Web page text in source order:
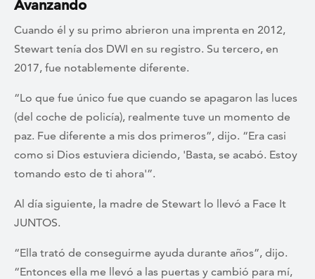
Avanzando
Cuando él y su primo abrieron una imprenta en 2012,
Stewart tenía dos DWI en su registro. Su tercero, en
2017, fue notablemente diferente.
“Lo que fue único fue que cuando se apagaron las luces
(del coche de policía), realmente tuve un momento de
paz. Fue diferente a mis dos primeros”, dijo. “Era casi
como si Dios estuviera diciendo, 'Basta, se acabó. Estoy
tomando esto de ti ahora'”.
Al día siguiente, la madre de Stewart lo llevó a Face It
JUNTOS.
“Ella trató de conseguirme ayuda durante años”, dijo.
“Entonces ella me llevó a las puertas y cambió para mí,